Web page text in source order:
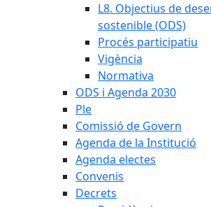
L8. Objectius de
sostenible (ODS)
Procés participatiu
Vigència
Normativa
ODS i Agenda 2030
Ple
Comissió de Govern
Agenda de la Institució
Agenda electes
Convenis
Decrets